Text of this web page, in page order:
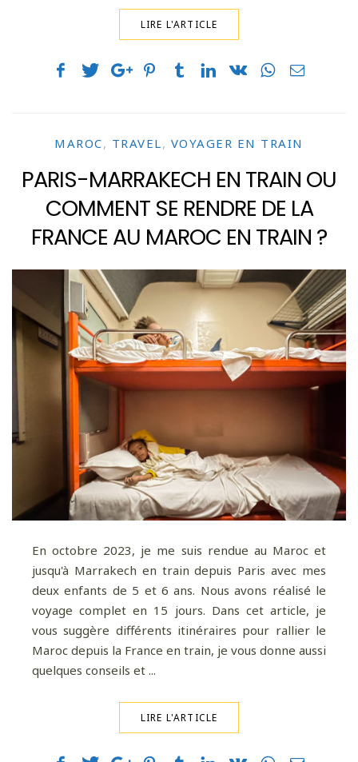
LIRE L'ARTICLE
MAROC, TRAVEL, VOYAGER EN TRAIN
PARIS-MARRAKECH EN TRAIN OU
COMMENT SE RENDRE DE LA
FRANCE AU MAROC EN TRAIN ?
En octobre 2023, je me suis rendue au Maroc et
jusqu'à Marrakech en train depuis Paris avec mes
deux enfants de 5 et 6 ans. Nous avons réalisé le
voyage complet en 15 jours. Dans cet article, je
vous suggère différents itinéraires pour rallier le
Maroc depuis la France en train, je vous donne aussi
quelques conseils et ...
LIRE L'ARTICLE
Pour davantage de bonnes adresses, de
voyages au coin de la rue et au bout du monde,
suivez-moi sur Instagram !